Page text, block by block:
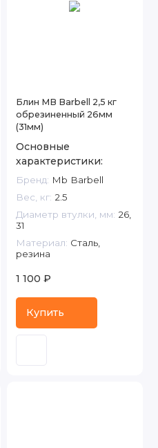
Блин MB Barbell 2,5 кг
обрезиненный 26мм
(31мм)
Основные
характеристики:
Бренд: Mb Barbell
Вес, кг: 2.5
Диаметр втулки, мм: 26,
31
Материал: Сталь,
резина
1 100 ₽
Купить